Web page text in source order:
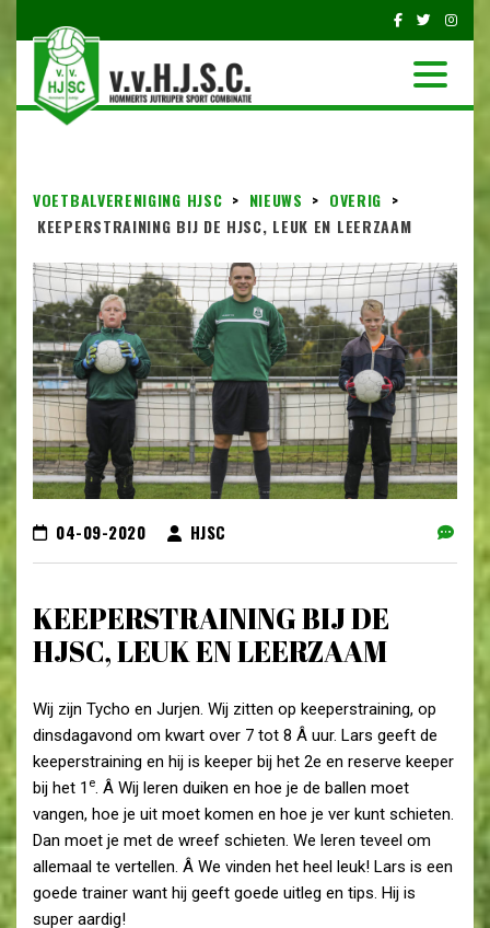
VOETBALVERENIGING HJSC > NIEUWS > OVERIG >
KEEPERSTRAINING BIJ DE HJSC, LEUK EN LEERZAAM
04-09-2020 HJSC
KEEPERSTRAINING BIJ DE
HJSC, LEUK EN LEERZAAM
Wij zijn Tycho en Jurjen. Wij zitten op keeperstraining, op
dinsdagavond om kwart over 7 tot 8 Â uur. Lars geeft de
keeperstraining en hij is keeper bij het 2e en reserve keeper
bij het 1 e. Â Wij leren duiken en hoe je de ballen moet
vangen, hoe je uit moet komen en hoe je ver kunt schieten.
Dan moet je met de wreef schieten. We leren teveel om
allemaal te vertellen. Â We vinden het heel leuk! Lars is een
goede trainer want hij geeft goede uitleg en tips. Hij is
super aardig!